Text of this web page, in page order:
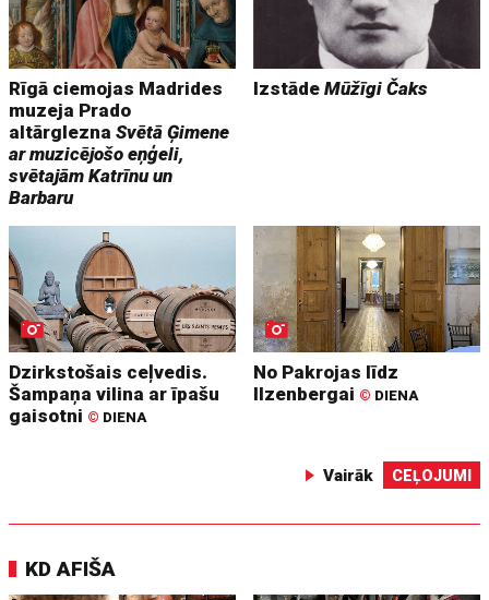
Rīgā ciemojas Madrides
muzeja Prado
altārgleznaSvētā Ģimene
ar muzicējošo eņģeli,
svētajām Katrīnu un
Barbaru
IzstādeMūžīgi Čaks
Dzirkstošais ceļvedis.
Šampaņa vilina ar īpašu
gaisotni © DIENA
No Pakrojas līdz
Ilzenbergai © DIENA
Vairāk CEĻOJUMI
KD AFIŠA